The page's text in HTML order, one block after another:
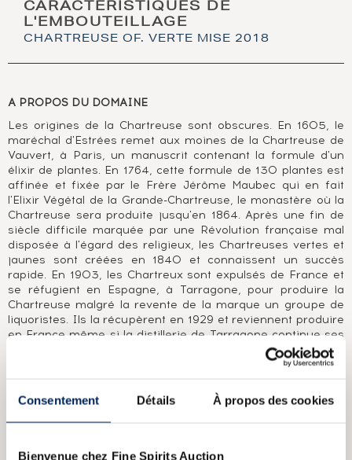
Consentement Détails À propos des cookies
Bienvenue chez Fine Spirits Auction
CARACTÉRISTIQUES DE
L'EMBOUTEILLAGE
CHARTREUSE OF. VERTE MISE 2018
A PROPOS DU DOMAINE
Les origines de la Chartreuse sont obscures. En 1605, le
maréchal d'Estrées remet aux moines de la Chartreuse de
Vauvert, à Paris, un manuscrit contenant la formule d'un
élixir de plantes. En 1764, cette formule de 130 plantes est
affinée et fixée par le Frère Jérôme Maubec qui en fait
l'Elixir Végétal de la Grande-Chartreuse, le monastère où la
Chartreuse sera produite jusqu'en 1864. Après une fin de
siècle difficile marquée par une Révolution française mal
disposée à l'égard des religieux, les Chartreuses vertes et
jaunes sont créées en 1840 et connaissent un succès
rapide. En 1903, les Chartreux sont expulsés de France et
se réfugient en Espagne, à Tarragone, pour produire la
Chartreuse malgré la revente de la marque un groupe de
liquoristes. Ils la récupèrent en 1929 et reviennent produire
en France même si la distillerie de Tarragone continue ses
activités jusqu'en 1989. Aujourd'hui, Chartreuse Diffusion
assure la production, désormais à la distillerie
distribution des différentes Chartreuses : la verte, la jaune,
l'élixir végétal et les VEP, pour ne citer que les plus connues.
Les anciennes versions et les éditions limitées font les
surnomme « la Reine des liqueurs ».